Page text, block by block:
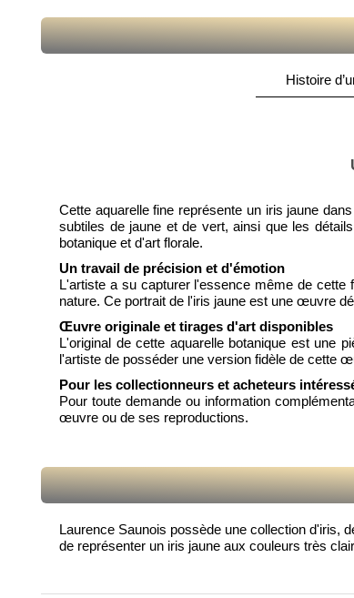
Histoire
Cette aquarelle fine représente un iris jaune
subtiles de jaune et de vert, ainsi que les
botanique et d'art florale.
Un travail de précision et d'émotion
L'artiste a su capturer l'essence même de cette
nature. Ce portrait de l'iris jaune est une œuvre
Œuvre originale et tirages d'art disponibles
L'original de cette aquarelle botanique est une
l'artiste de posséder une version fidèle de cette
Pour les collectionneurs et acheteurs
Pour toute demande ou information
œuvre ou de ses reproductions.
Laurence Saunois possède une collection d'iris,
de représenter un iris jaune aux couleurs très